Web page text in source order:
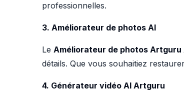
professionnelles.
3. Améliorateur de photos AI
Le Améliorateur de photos Artguru
détails. Que vous souhaitiez
4. Générateur vidéo AI Artguru